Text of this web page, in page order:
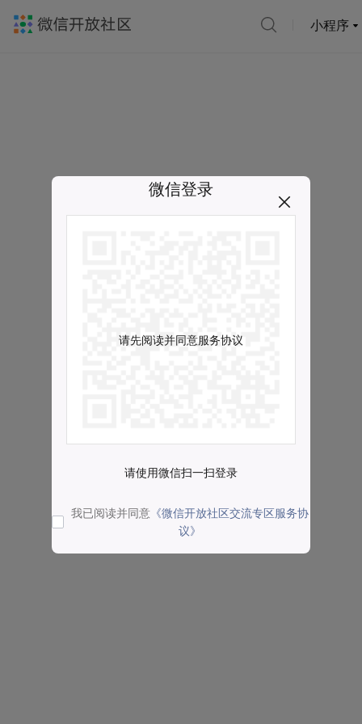
小程序
微信登录
请先阅读并同意服务协议
请使用微信扫一扫登录
我已阅读并同意 《微信开放社区交流专区服务协
议》